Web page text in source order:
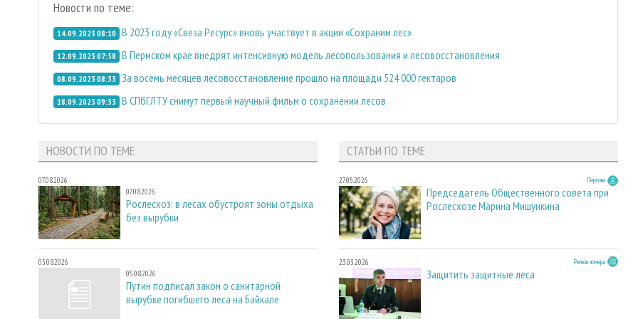
Новости по теме:
14.09.2023 08:10 В 2023 году «Свеза Ресурс» вновь участвует в акции «Сохраним лес»
12.09.2023 07:58 В Пермском крае внедрят интенсивную модель лесопользования и лесовосстановления
08.09.2023 08:33 За восемь месяцев лесовосстановление прошло на площади 524 000 гектаров
18.09.2023 09:33 В СПбГЛТУ снимут первый научный фильм о сохранении лесов
НОВОСТИ ПО ТЕМЕ
07.08.2026
07.08.2026
Рослесхоз: в лесах обустроят зоны отдыха
без вырубки
05.08.2026
05.08.2026
Путин подписал закон о санитарной
вырубке погибшего леса на Байкале
СТАТЬИ ПО ТЕМЕ
27.05.2026 Персона
Председатель Общественного совета при
Рослесхозе Марина Мишункина
23.03.2026 Регион номера
Защитить защитные леса